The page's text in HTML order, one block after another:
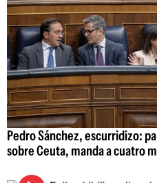
Pedro Sánchez, escurridizo:
sobre Ceuta, manda a cuatro